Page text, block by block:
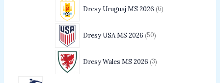
Dresy Uruguaj MS 2026 6
Dresy USA MS 2026 50
Dresy Wales MS 2026 3